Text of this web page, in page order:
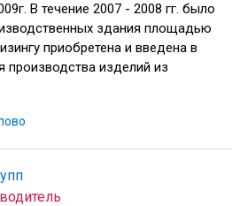
В течение 2007 - 2008 гг. было
здания площадью
приобретена и введена в
производства изделий из